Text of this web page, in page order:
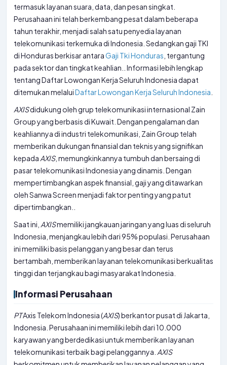
termasuk layanan suara, data, dan pesan singkat.
Perusahaan ini telah berkembang pesat dalam beberapa
tahun terakhir, menjadi salah satu penyedia layanan
telekomunikasi terkemuka di Indonesia. Sedangkan gaji TKI
di Honduras berkisar antaraGaji Tki Honduras , tergantung
pada sektor dan tingkat keahlian.. Informasi lebih lengkap
tentang Daftar Lowongan Kerja Seluruh Indonesia dapat
ditemukan melaluiDaftar Lowongan Kerja Seluruh Indonesia
AXISdidukung oleh grup telekomunikasi internasional Zain
Group yang berbasis di Kuwait. Dengan pengalaman dan
keahliannya di industri telekomunikasi, Zain Group telah
memberikan dukungan finansial dan teknis yang signifikan
kepada AXIS, memungkinkannya tumbuh dan bersaing di
pasar telekomunikasi Indonesia yang dinamis. Dengan
mempertimbangkan aspek finansial, gaji yang ditawarkan
oleh Sanwa Screen menjadi faktor penting yang patut
dipertimbangkan..
Saat ini, AXISmemiliki jangkauan jaringan yang luas di seluruh
Indonesia, menjangkau lebih dari 95% populasi. Perusahaan
ini memiliki basis pelanggan yang besar dan terus
bertambah, memberikan layanan telekomunikasi berkualitas
tinggi dan terjangkau bagi masyarakat Indonesia.
Informasi Perusahaan
PTAxis Telekom Indonesia (AXIS) berkantor pusat di Jakarta,
Indonesia. Perusahaan ini memiliki lebih dari 10.000
karyawan yang berdedikasi untuk memberikan layanan
telekomunikasi terbaik bagi pelanggannya. AXIS